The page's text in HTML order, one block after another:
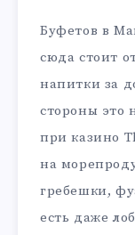
Буфетов в
сюда стоит
напитки за
стороны это
при казино
на
гребешки,
есть даже